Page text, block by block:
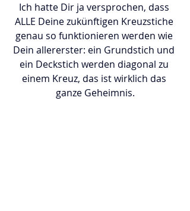
Ich hatte Dir ja versprochen, dass
ALLE Deine zukünftigen Kreuzstiche
genau so funktionieren werden wie
Dein allererster: ein Grundstich und
ein Deckstich werden diagonal zu
einem Kreuz, das ist wirklich das
ganze Geheimnis.